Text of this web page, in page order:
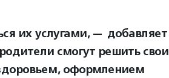
их услугами, — добавляет
смогут решить свои
оформлением